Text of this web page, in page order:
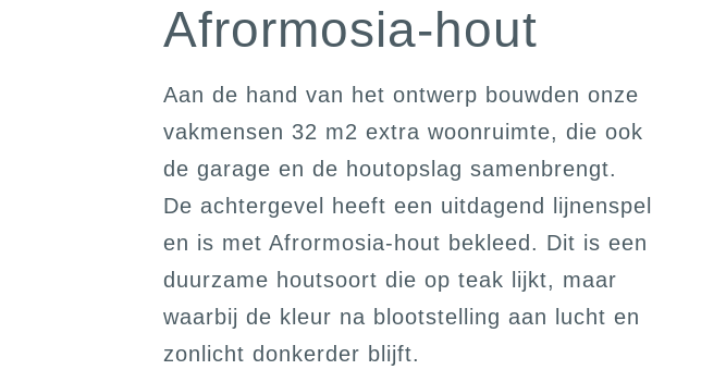
Afrormosia-hout
Aan de hand van het ontwerp bouwden onze
vakmensen 32 m2 extra woonruimte, die ook
de garage en de houtopslag samenbrengt.
De achtergevel heeft een uitdagend lijnenspel
en is met Afrormosia-hout bekleed. Dit is een
duurzame houtsoort die op teak lijkt, maar
waarbij de kleur na blootstelling aan lucht en
zonlicht donkerder blijft.